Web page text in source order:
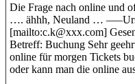
Die Frage nach online und
…. ähhh, Neuland …
[mailto:c.k@xxx.com]
Betreff: Buchung Sehr
online für morgen Tickets
oder kann man die online